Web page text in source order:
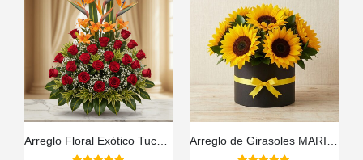
Arreglo Floral Exótico Tucana Arreglo de Girasoles MARISA: Expresa Gratitud y Alegría 🌻